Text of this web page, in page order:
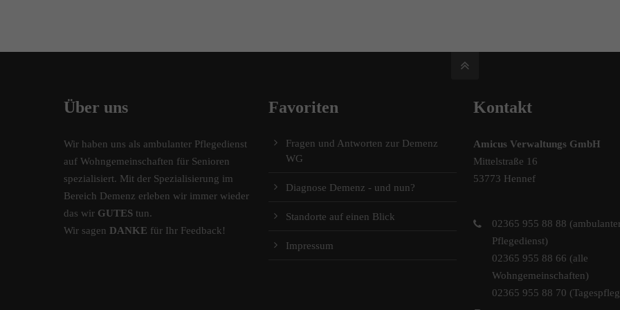
Über uns
Wir haben uns als ambulanter Pflegedienst
auf Wohngemeinschaften für Senioren
spezialisiert. Mit der Spezialisierung im
Bereich Demenz erleben wir immer wieder
das wir GUTES tun.
Wir sagen DANKE für Ihr Feedback!
Favoriten
Fragen und Antworten zur Demenz
WG
Diagnose Demenz - und nun?
Standorte auf einen Blick
Impressum
Kontakt
Amicus Verwaltungs GmbH
Mittelstraße 16
53773 Hennef
02365 955 88 88
Pflegedienst)
02365 955 88 66 (alle
Wohngemeinschaften)
02365 955 88 70